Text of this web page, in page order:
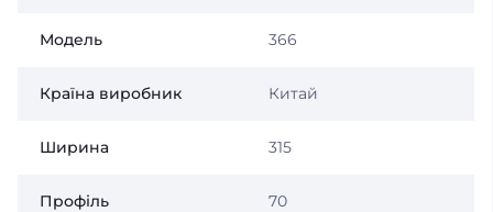
Модель 366
Країна виробник Китай
Ширина 315
Профіль 70